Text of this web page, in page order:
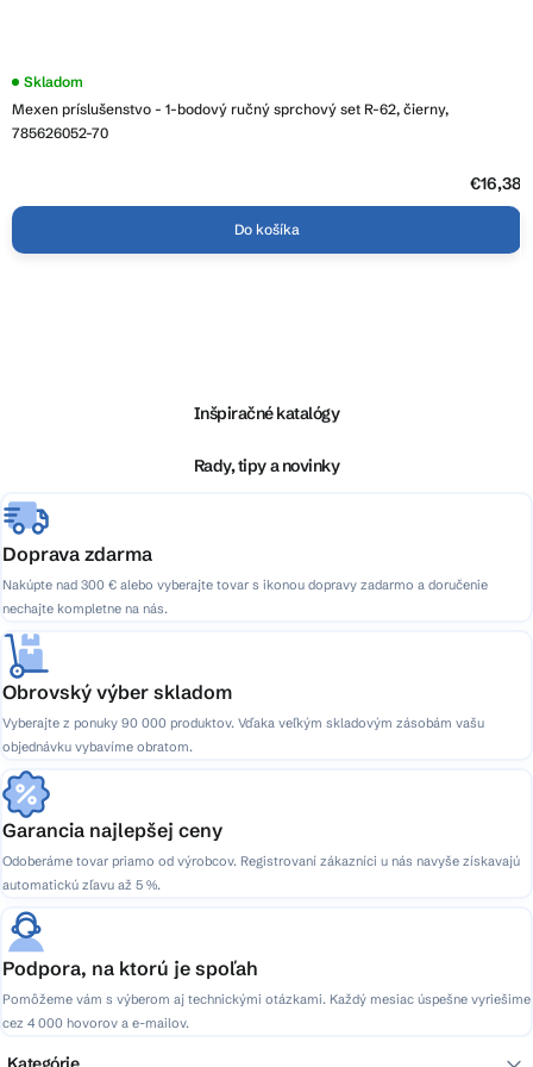
Mexen príslušenstvo - 1-bodový ručný sprchový set R-62, čierny,
785626052-70
Skladom
€16,38
Do košíka
e
Inšpiračné katalógy
Rady, tipy a novinky
Doprava zdarma
Nakúpte nad 300 € alebo vyberajte tovar s ikonou dopravy zadarmo a doručenie
nechajte kompletne na nás.
Obrovský výber skladom
Vyberajte z ponuky 90 000 produktov. Vďaka veľkým skladovým zásobám vašu
objednávku vybavíme obratom.
Garancia najlepšej ceny
Odoberáme tovar priamo od výrobcov. Registrovaní zákazníci u nás navyše získavajú
automatickú zľavu až 5 %.
Podpora, na ktorú je spoľah
Pomôžeme vám s výberom aj technickými otázkami. Každý mesiac úspešne vyriešime
cez 4 000 hovorov a e-mailov.